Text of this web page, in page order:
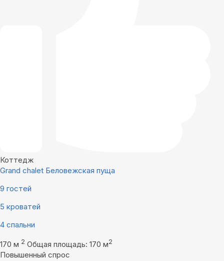
Коттедж
Grand chalet Беловежская пуща
9 гостей
5 кроватей
4 спальни
170 м 2 Общая площадь: 170 м2
Повышенный спрос